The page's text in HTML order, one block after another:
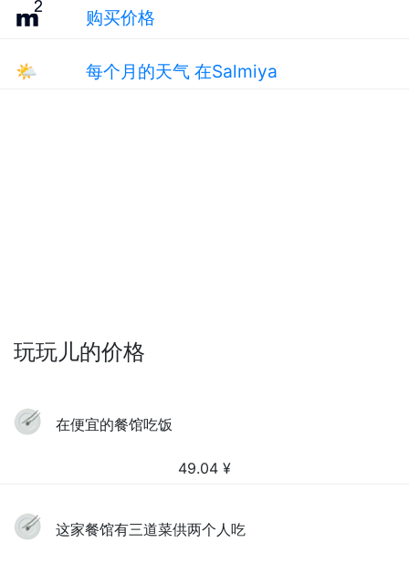
购买价格
🌤 每个月的天气 在Salmiya
玩玩儿的价格
在便宜的餐馆吃饭
49.04 ¥
这家餐馆有三道菜供两个人吃